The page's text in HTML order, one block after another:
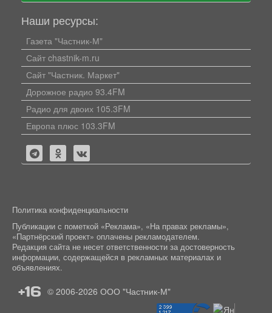
Наши ресурсы:
Газета "Частник-М"
Сайт chastnik-m.ru
Сайт "Частник. Маркет"
Дорожное радио 93.4FM
Радио для двоих 105.3FM
Европа плюс 103.3FM
Политика конфиденциальности
Публикации с пометкой «Реклама», «На правах рекламы»,
«Партнёрский проект» оплачены рекламодателем.
Редакция сайта не несет ответственности за достоверность
информации, содержащейся в рекламных материалах и
объявлениях.
+16 © 2006-2026 ООО "Частник-М"